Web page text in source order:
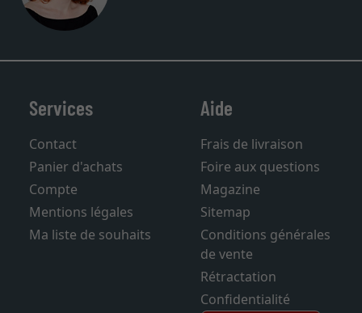
Services
Contact
Panier d'achats
Compte
Mentions légales
Ma liste de souhaits
Aide
Frais de livraison
Foire aux questions
Magazine
Sitemap
Conditions générales
de vente
Rétractation
Confidentialité